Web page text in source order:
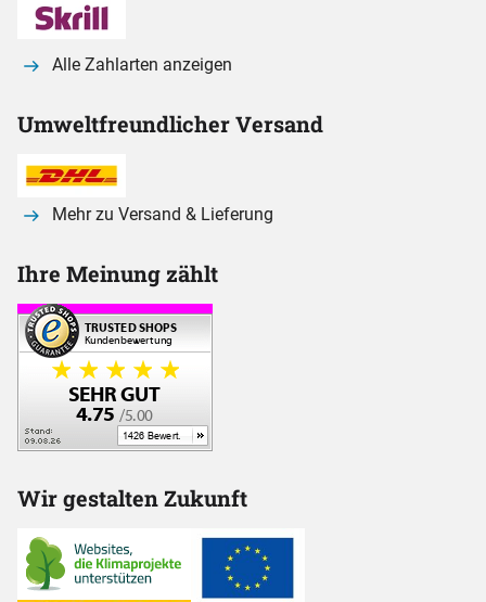
Alle Zahlarten anzeigen
Umweltfreundlicher Versand
Mehr zu Versand & Lieferung
Ihre Meinung zählt
Wir gestalten Zukunft